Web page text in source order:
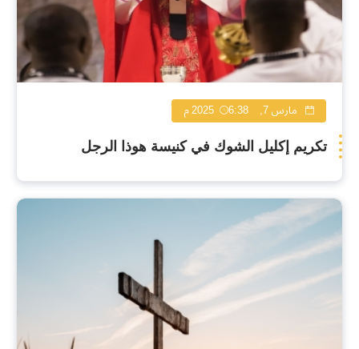
مارس 7, 2025 6:38 م
تكريم إكليل الشوك في كنيسة هوذا الرجل